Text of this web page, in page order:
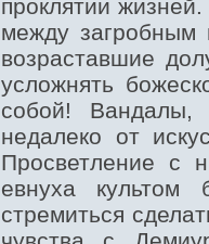
проклятии
между загробным
возраставшие
усложнять
собой! Вандалы,
недалеко от
Просветление с
евнуха культом
стремиться